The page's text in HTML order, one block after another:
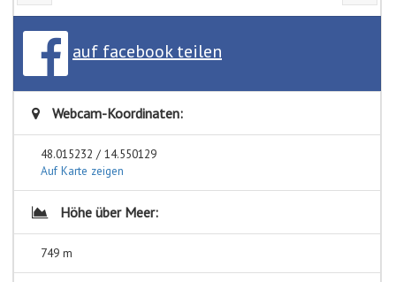
auf facebook teilen
Webcam-Koordinaten:
48.015232 / 14.550129
Auf Karte zeigen
Höhe über Meer:
749 m